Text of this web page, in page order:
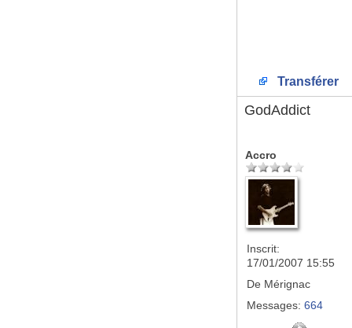
Transférer
GodAddict
Accro
Inscrit:
17/01/2007 15:55
De Mérignac
Messages: 664